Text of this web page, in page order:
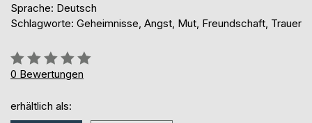
Sprache: Deutsch
Schlagworte: Geheimnisse, Angst, Mut, Freundschaft, Trauer
Bewertung::
0%
0 Bewertungen
erhältlich als: